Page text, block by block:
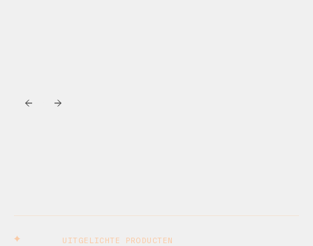
UITGELICHTE PRODUCTEN